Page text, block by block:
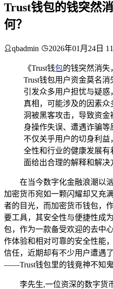
Trust钱包的钱突然
何？
qbadmin 2026年01月24日
《Trust钱包的钱突然消失
Trust钱包用户资金莫名
引发众多用户担忧与疑
真相，可能涉及的因素
洞被黑客攻击，导致资金
身操作失误、遭遇诈骗
不仅关乎用户的切身利
全性和行业的健康发展
面给出合理的解释和解决
在当今数字化金融浪潮以
加密货币宛如一颗闪耀却又充
者的目光，而加密货币钱包，
要工具，其安全性与便捷性成
包，作为一款备受欢迎的去中
作体验和相对可靠的安全性能
信任，近期却有不少用户遭遇
——Trust钱包里的钱竟神不知鬼
李先生,一位资深的数字货